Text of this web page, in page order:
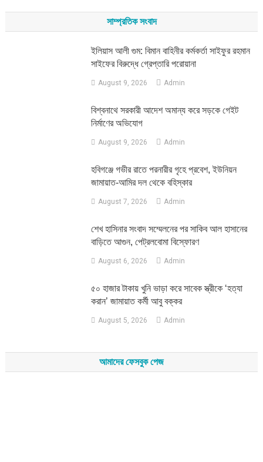
সাম্প্রতিক সংবাদ
ইলিয়াস আলী গুম: বিমান বাহিনীর কর্মকর্তা সাইফুর রহমান
সাইফের বিরুদ্ধে গ্রেপ্তারি পরোয়ানা
August 9, 2026 Admin
বিশ্বনাথে সরকারী আদেশ অমান্য করে সড়কে গেইট
নির্মাণের অভিযোগ
August 9, 2026 Admin
হবিগঞ্জে গভীর রাতে পরনারীর গৃহে প্রবেশ, ইউনিয়ন
জামায়াত-আমির দল থেকে বহিস্কার
August 7, 2026 Admin
শেখ হাসিনার সংবাদ সম্মেলনের পর সাকিব আল হাসানের
বাড়িতে আগুন, পেট্রলবোমা বিস্ফোরণ
August 6, 2026 Admin
৫০ হাজার টাকায় খুনি ভাড়া করে সাবেক স্ত্রীকে ‘হত্যা
করান’ জামায়াত কর্মী আবু বক্কর
August 5, 2026 Admin
আমাদের ফেসবুক পেজ